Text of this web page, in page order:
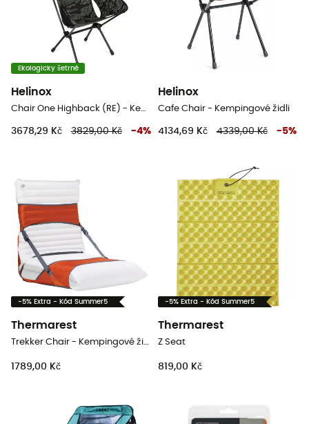
Ekologicky šetrné
Helinox
Chair One Highback (RE) - Kempingové židli
3678,29 Kč 3829,00 Kč -4%
Helinox
Cafe Chair - Kempingové židli
4134,69 Kč 4339,00 Kč -5%
-5% Extra - Kód Summer5
Thermarest
Trekker Chair - Kempingové židli
1789,00 Kč
-5% Extra - Kód Summer5
Thermarest
Z Seat
819,00 Kč